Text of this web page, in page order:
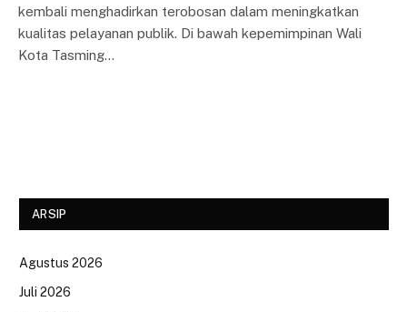
kembali menghadirkan terobosan dalam meningkatkan
kualitas pelayanan publik. Di bawah kepemimpinan Wali
Kota Tasming…
ARSIP
Agustus 2026
Juli 2026